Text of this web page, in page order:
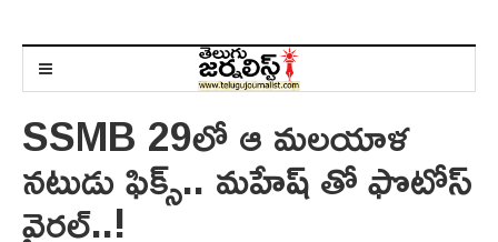
SSMB 29లో ఆ మలయాళ
నటుడు ఫిక్స్.. మహేష్ తో ఫొటోస్
వైరల్..!